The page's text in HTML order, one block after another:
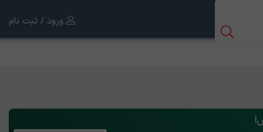
ورود / ثبت نام